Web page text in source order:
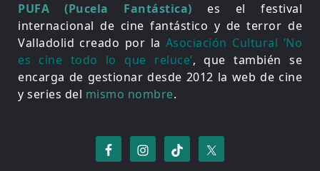
PUFA (Pucela Fantástica) es el festival
internacional de cine fantástico y de terror de
Valladolid creado por la Asociación Cultural ‘No
es cine todo lo que reluce’, que también se
encarga de gestionar desde 2012 la web de cine
y series del mismo nombre.